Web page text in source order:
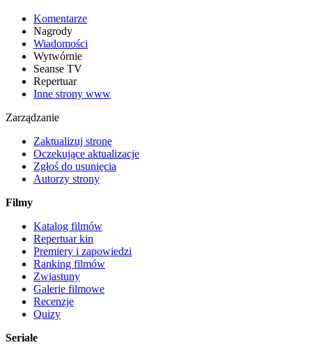
Komentarze
Nagrody
Wiadomości
Wytwórnie
Seanse TV
Repertuar
Inne strony www
Zarządzanie
Zaktualizuj stronę
Oczekujące aktualizacje
Zgłoś do usunięcia
Autorzy strony
Filmy
Katalog filmów
Repertuar kin
Premiery i zapowiedzi
Ranking filmów
Zwiastuny
Galerie filmowe
Recenzje
Quizy
Seriale